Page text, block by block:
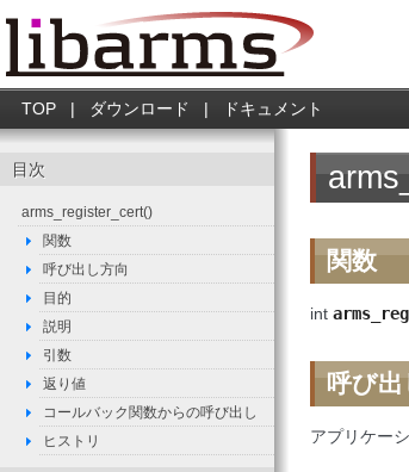
TOP | ダウンロード | ドキュメント
関数
int
呼び
アプリケー
目次
arms_register_cert()
関数
呼び出し方向
目的
説明
引数
返り値
コールバック関数からの呼び出し
ヒストリ